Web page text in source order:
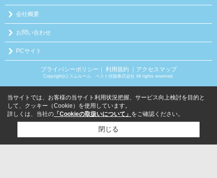
会社概要
お問い合わせ
PCサイト
プライバシーポリシー 利用規約 ｜アクセスマップ
Copyright(c) スムルーム ベスト住販株式会社 All rights reserved.
当サイトでは、お客様の当サイト利用状況把握、サービス向上検討を目的と
して、クッキー（Cookie）を使用しています。
詳しくは、当社の 「Cookieの取扱いについて」 をご確認ください。
閉じる